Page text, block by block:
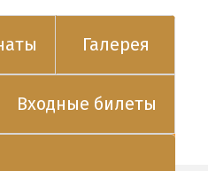
Галерея
Входные билеты